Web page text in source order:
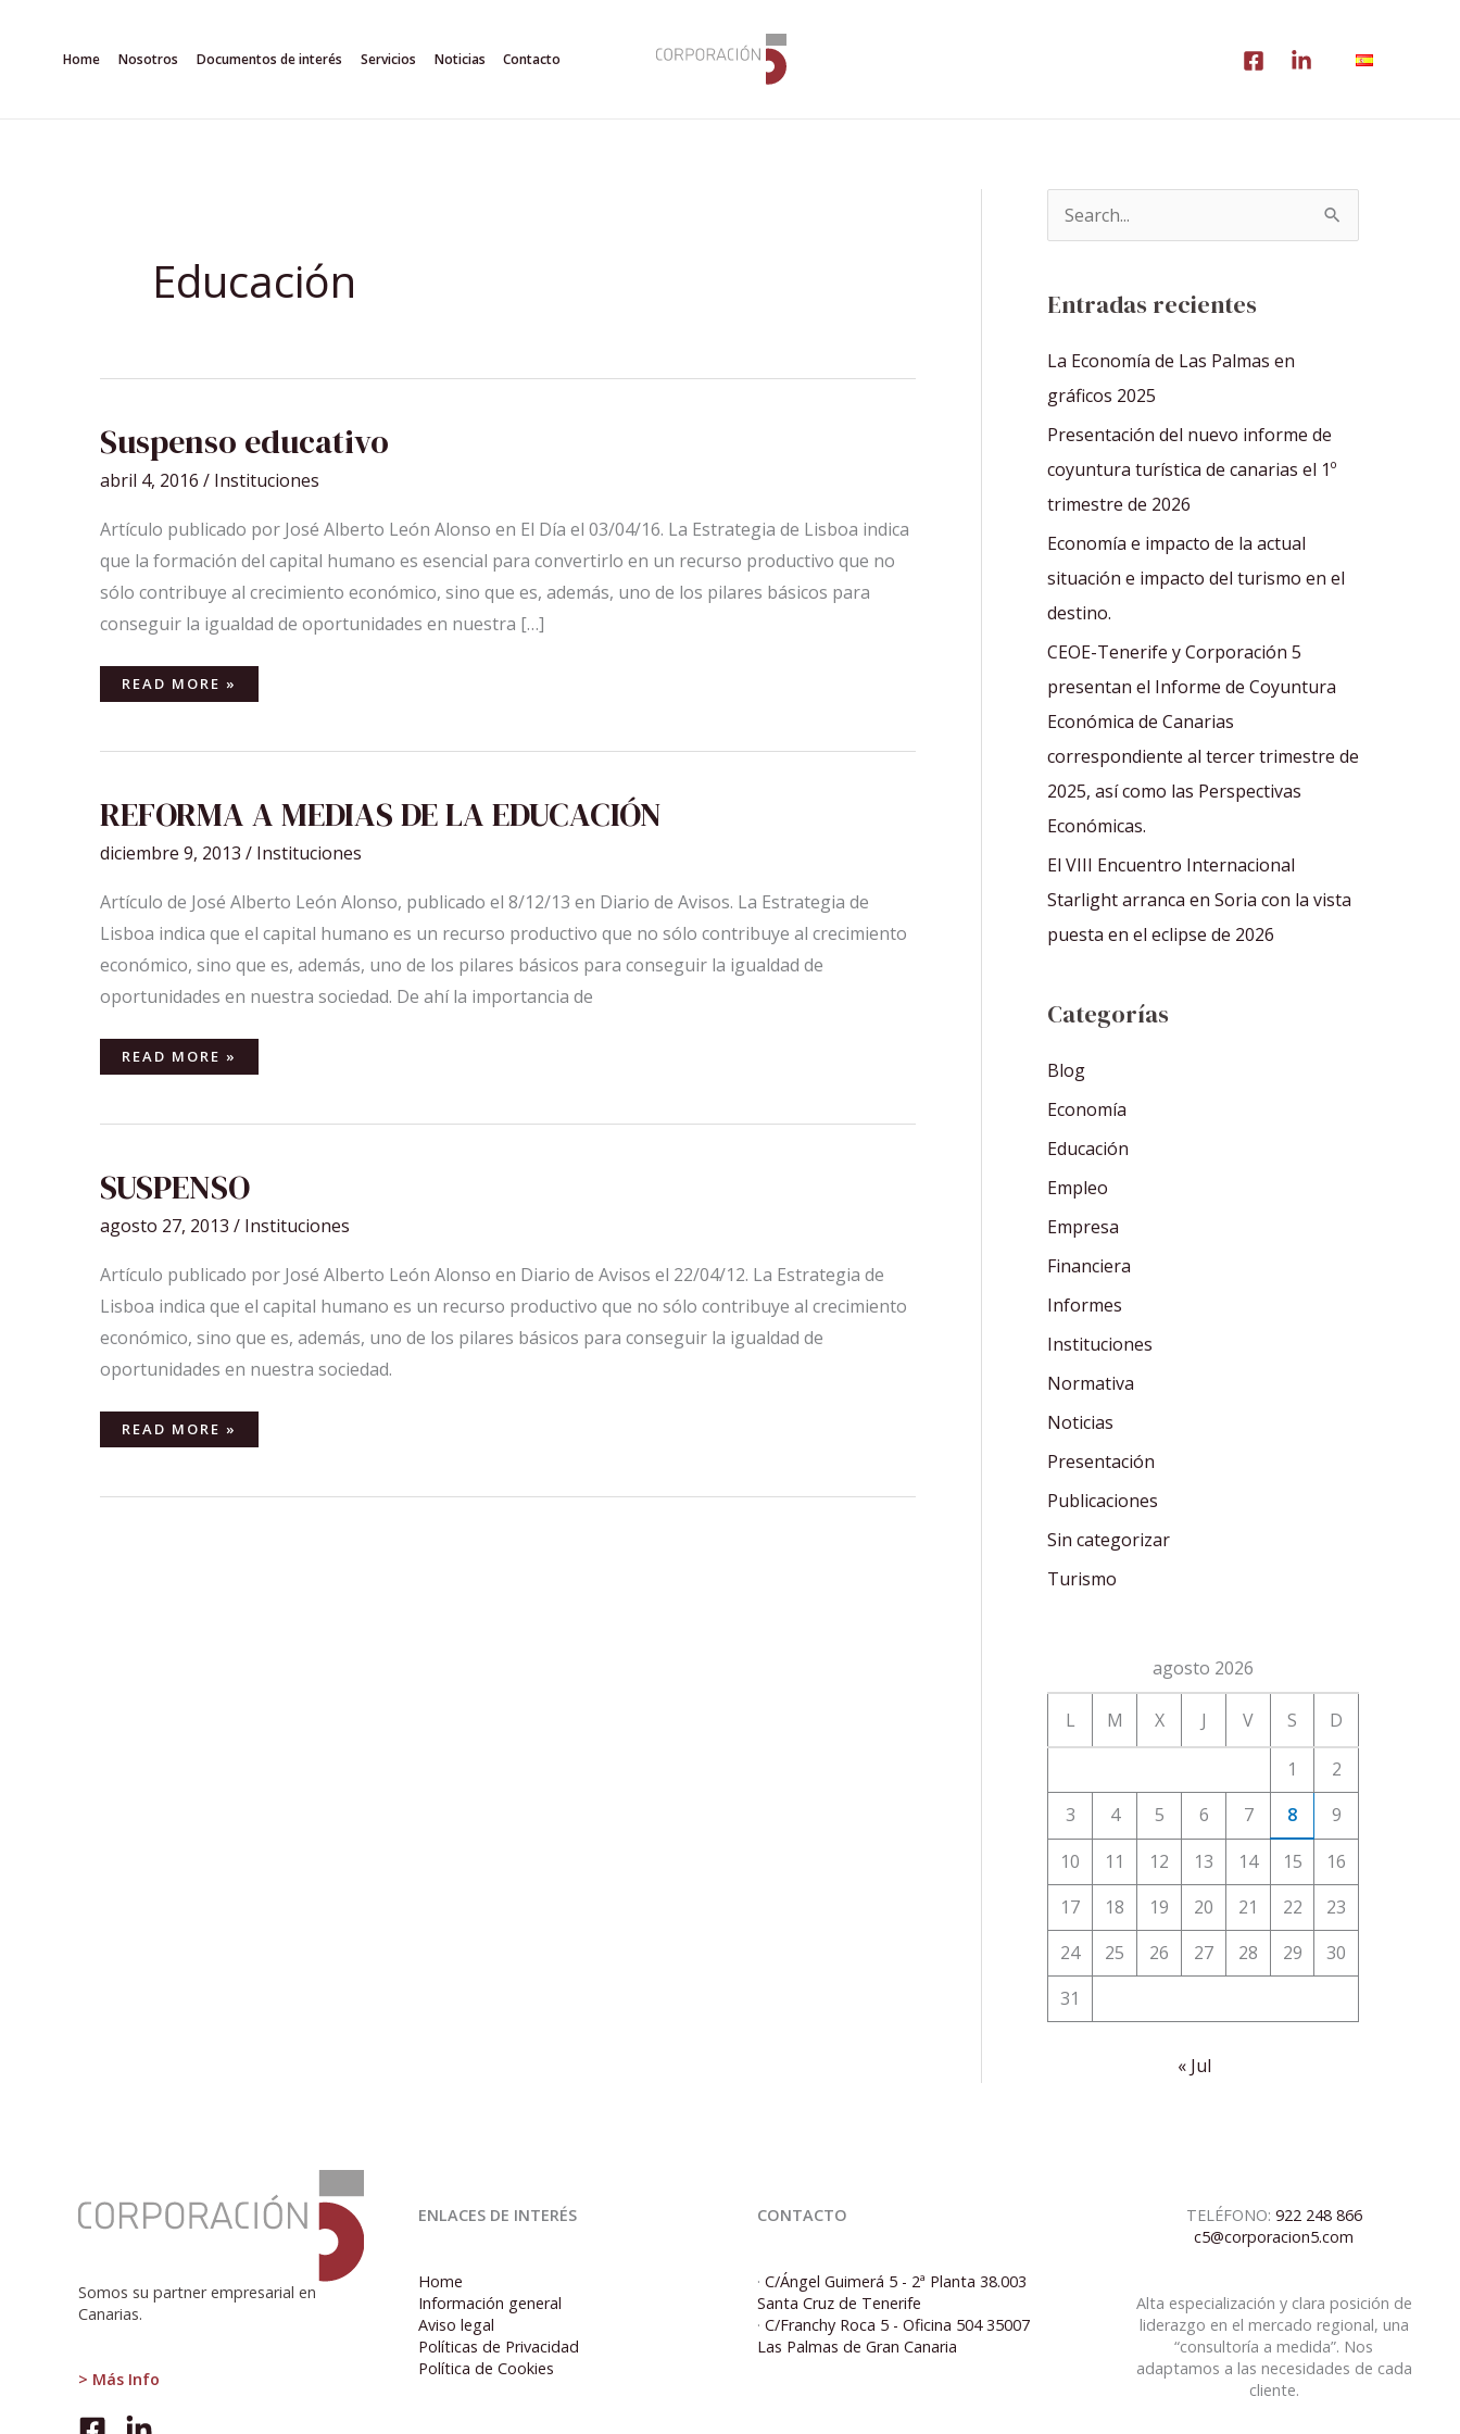
Home Nosotros Documentos de interés Servicios Noticias Contacto
Educación
Suspenso educativo
abril 4, 2016 / Instituciones
Artículo publicado por José Alberto León Alonso en El Día el 03/04/16. La Estrategia de Lisboa indica
que la formación del capital humano es esencial para convertirlo en un recurso productivo que no
sólo contribuye al crecimiento económico, sino que es, además, uno de los pilares básicos para
conseguir la igualdad de oportunidades en nuestra […]
EDUCATIVO
READ MORE »
REFORMA A MEDIAS DE LA EDUCACIÓN
diciembre 9, 2013 / Instituciones
Artículo de José Alberto León Alonso, publicado el 8/12/13 en Diario de Avisos. La Estrategia de
Lisboa indica que el capital humano es un recurso productivo que no sólo contribuye al crecimiento
económico, sino que es, además, uno de los pilares básicos para conseguir la igualdad de
oportunidades en nuestra sociedad. De ahí la importancia de
REFORMA
A
MEDIAS
DE
LA
READ MORE »
SUSPENSO
agosto 27, 2013 / Instituciones
Artículo publicado por José Alberto León Alonso en Diario de Avisos el 22/04/12. La Estrategia de
Lisboa indica que el capital humano es un recurso productivo que no sólo contribuye al crecimiento
económico, sino que es, además, uno de los pilares básicos para conseguir la igualdad de
oportunidades en nuestra sociedad.
SUSPENSO
READ MORE »
a
r
p
o
r
:
Entradas recientes
La Economía de Las Palmas en
gráficos 2025
Presentación del nuevo informe de
coyuntura turística de canarias el 1º
trimestre de 2026
Economía e impacto de la actual
situación e impacto del turismo en el
destino.
CEOE-Tenerife y Corporación 5
presentan el Informe de Coyuntura
Económica de Canarias
correspondiente al tercer trimestre de
2025, así como las Perspectivas
Económicas.
El VIII Encuentro Internacional
Starlight arranca en Soria con la vista
puesta en el eclipse de 2026
Categorías
Blog
Economía
Educación
Empleo
Empresa
Financiera
Informes
Instituciones
Normativa
Noticias
Presentación
Publicaciones
Sin categorizar
Turismo
agosto 2026
L M X J V S D
1
2
3
4 5 6 7 8
9
10
11 12 13 14 15
16
17
18 19 20 21 22
23
24
25 26 27 28 29
30
31
« Jul
Somos su partner empresarial en
Canarias.
> Más Info
SUSPENSO
ENLACES DE INTERÉS
Home
Información general
Aviso legal
Políticas de Privacidad
Política de Cookies
CONTACTO
· C/Ángel Guimerá 5 - 2ª Planta 38.003
Santa Cruz de Tenerife
· C/Franchy Roca 5 - Oficina 504 35007
Las Palmas de Gran Canaria
TELÉFONO: 922 248 866
c5@corporacion5.com
Alta especialización y clara posición de
liderazgo en el mercado regional, una
“consultoría a medida”. Nos
adaptamos a las necesidades de cada
cliente.